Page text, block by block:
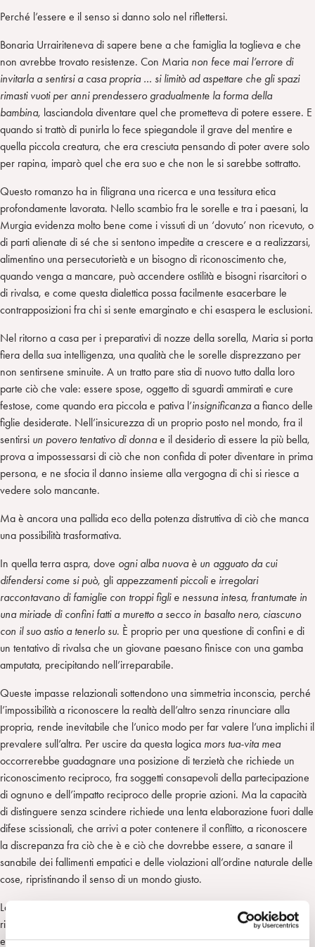
Perché l’essere e il senso si danno solo nel riflettersi.
Bonaria Urrairiteneva di sapere bene a che famiglia la toglieva e che
non avrebbe trovato resistenze. Con Maria non fece mai l’errore di
invitarla a sentirsi a casa propria … si limitò ad aspettare che gli spazi
rimasti vuoti per anni prendessero gradualmente la forma della
bambina, lasciandola diventare quel che prometteva di potere essere. E
quando si trattò di punirla lo fece spiegandole il grave del mentire e
quella piccola creatura, che era cresciuta pensando di poter avere solo
per rapina, imparò quel che era suo e che non le si sarebbe sottratto.
Questo romanzo ha in filigrana una ricerca e una tessitura etica
profondamente lavorata. Nello scambio fra le sorelle e tra i paesani, la
Murgia evidenza molto bene come i vissuti di un ‘dovuto’ non ricevuto, o
di parti alienate di sé che si sentono impedite a crescere e a realizzarsi,
alimentino una persecutorietà e un bisogno di riconoscimento che,
quando venga a mancare, può accendere ostilità e bisogni risarcitori o
di rivalsa, e come questa dialettica possa facilmente esacerbare le
contrapposizioni fra chi si sente emarginato e chi esaspera le esclusioni.
Nel ritorno a casa per i preparativi di nozze della sorella, Maria si porta
fiera della sua intelligenza, una qualità che le sorelle disprezzano per
non sentirsene sminuite. A un tratto pare stia di nuovo tutto dalla loro
parte ciò che vale: essere spose, oggetto di sguardi ammirati e cure
festose, come quando era piccola e pativa l’insignificanzaa fianco delle
figlie desiderate. Nell’insicurezza di un proprio posto nel mondo, fra il
sentirsi un povero tentativo di donnae il desiderio di essere la più bella,
prova a impossessarsi di ciò che non confida di poter diventare in prima
persona, e ne sfocia il danno insieme alla vergogna di chi si riesce a
vedere solo mancante.
Ma è ancora una pallida eco della potenza distruttiva di ciò che manca
una possibilità trasformativa.
In quella terra aspra, dove ogni alba nuova è un agguato da cui
difendersi come si può, gli appezzamenti piccoli e irregolari
raccontavano di famiglie con troppi figli e nessuna intesa, frantumate in
una miriade di confini fatti a muretto a secco in basalto nero, ciascuno
con il suo astio a tenerlo su. È proprio per una questione di confini e di
un tentativo di rivalsa che un giovane paesano finisce con una gamba
amputata, precipitando nell’irreparabile.
Queste impasse relazionali sottendono una simmetria inconscia, perché
l’impossibilità a riconoscere la realtà dell’altro senza rinunciare alla
propria, rende inevitabile che l’unico modo per far valere l’una implichi il
prevalere sull’altra. Per uscire da questa logica mors tua-vita mea
occorrerebbe guadagnare una posizione di terzietà che richiede un
riconoscimento reciproco, fra soggetti consapevoli della partecipazione
di ognuno e dell’impatto reciproco delle proprie azioni. Ma la capacità
di distinguere senza scindere richiede una lenta elaborazione fuori dalle
difese scissionali, che arrivi a poter contenere il conflitto, a riconoscere
la discrepanza fra ciò che è e ciò che dovrebbe essere, a sanare il
sanabile dei fallimenti empatici e delle violazioni all’ordine naturale delle
cose, ripristinando il senso di un mondo giusto.
La ferita di Nicola Bastiù precipita gli eventi. In tutti gli anni in cui era
rimasta con lei, la piccola Maria non si era avveduta che Tzia Bonaria
era l’accabadora,colei che finisce, che in situazioni di malattia senza